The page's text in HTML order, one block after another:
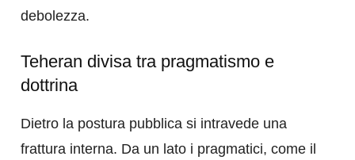
debolezza.
Teheran divisa tra pragmatismo e
dottrina
Dietro la postura pubblica si intravede una
frattura interna. Da un lato i pragmatici, come il